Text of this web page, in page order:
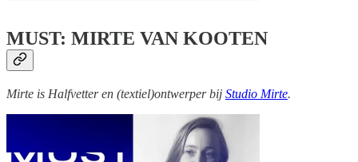
MUST: MIRTE VAN KOOTEN
Mirte is Halfvetter en (textiel)ontwerper bij Studio Mirte.